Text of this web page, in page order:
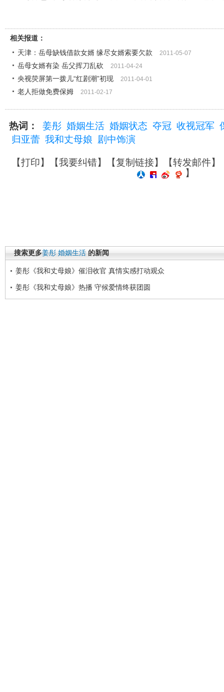
相关报道：
天津：岳母缺钱借款女婿 缘尽女婿索要欠款
2011-05-07
岳母女婿有染 岳父挥刀乱砍 2011-04-24
央视荧屏第一拨儿“红剧潮”初现 2011-04-01
老人拒做免费保姆 2011-02-17
热词： 姜彤 婚姻生活 婚姻状态 夺冠 收视冠军
归亚蕾 我和丈母娘 剧中饰演
【打印】【我要纠错】【复制链接】【转发邮件】
】
搜索更多姜彤 婚姻生活 的新闻
姜彤《我和丈母娘》催泪收官 真情实感打动观众
姜彤《我和丈母娘》热播 守候爱情终获团圆